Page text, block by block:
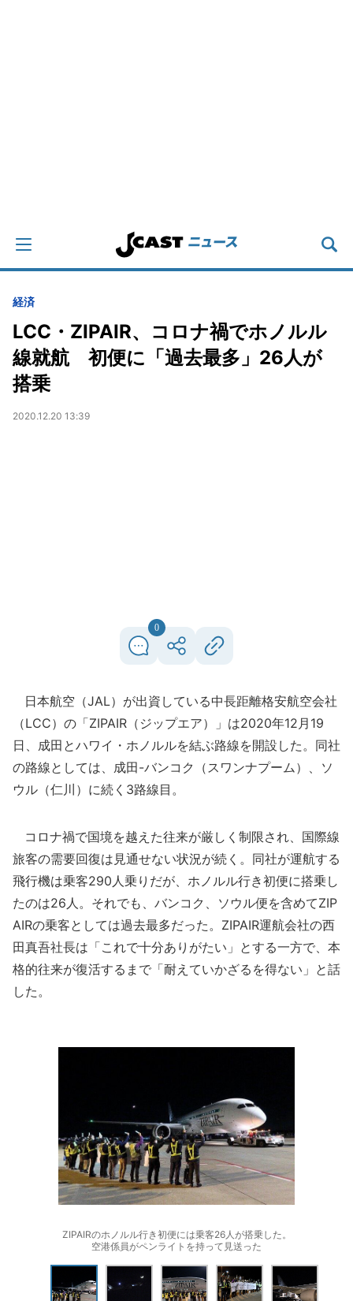
経済
LCC・ZIPAIR、コロナ禍でホノルル
線就航 初便に「過去最多」26人が
搭乗
2020.12.20 13:39
0
日本航空（JAL）が出資している中長距離格安航空会社
（LCC）の「ZIPAIR（ジップエア）」は2020年12月19
日、成田とハワイ・ホノルルを結ぶ路線を開設した。同社
の路線としては、成田-バンコク（スワンナプーム）、ソ
ウル（仁川）に続く3路線目。
コロナ禍で国境を越えた往来が厳しく制限され、国際線
旅客の需要回復は見通せない状況が続く。同社が運航する
飛行機は乗客290人乗りだが、ホノルル行き初便に搭乗し
たのは26人。それでも、バンコク、ソウル便を含めてZIP
AIRの乗客としては過去最多だった。ZIPAIR運航会社の西
田真吾社長は「これで十分ありがたい」とする一方で、本
格的往来が復活するまで「耐えていかざるを得ない」と話
した。
ZIPAIRのホノルル行き初便には乗客26人が搭乗した。
空港係員がペンライトを持って見送った